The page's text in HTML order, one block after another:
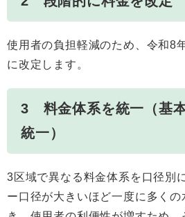
使用者の負担軽減のため、令和8
に改定します。
3 料金体系を統一（基
統一）
3区域で異なる料金体系を口径別
ー口径が大きいほど一度に多く